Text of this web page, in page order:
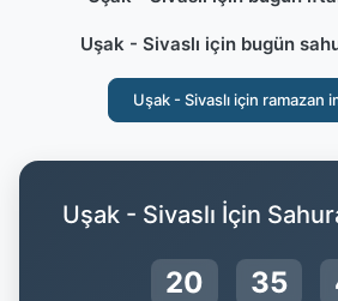
Uşak - Sivaslı için bugün
Uşak - Sivaslı için ramazan
Uşak - Sivaslı İçin
20 35